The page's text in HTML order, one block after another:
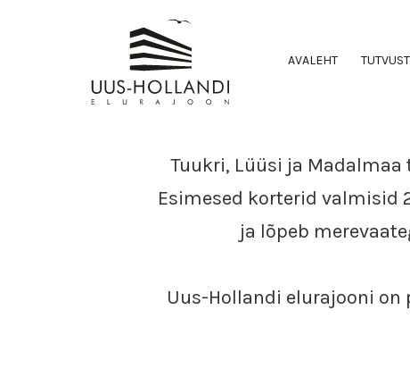
AVALEHT
Tuukri, Lüüsi ja
Esimesed korterid valmisid
ja lõpeb
Uus-Hollandi elurajooni on